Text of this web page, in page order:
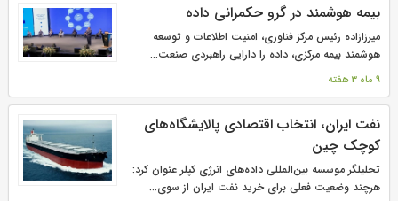
بیمه هوشمند در گرو حکمرانی داده
میرزازاده رئیس مرکز فناوری، امنیت اطلاعات و توسعه
هوشمند بیمه مرکزی، داده را دارایی راهبردی صنعت...
9 ماه 3 هفته
نفت ایران، انتخاب اقتصادی پالایشگاه‌های
کوچک چین
تحلیلگر موسسه بین‌المللی داده‌های انرژی کپلر عنوان کرد:
هرچند وضعیت فعلی برای خرید نفت ایران از سوی...